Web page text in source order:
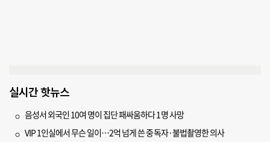
실시간 핫뉴스
음성서 외국인 10여 명이 집단 패싸움하다 1명 사망
VIP 1인실에서 무슨 일이…2억 넘게 쓴 중독자·불법촬영한 의사